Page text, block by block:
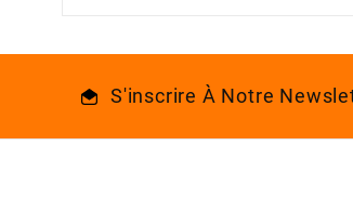
S'inscrire À Notre